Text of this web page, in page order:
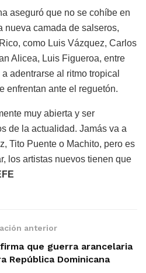
aseguró que no se cohíbe en
nueva camada de salseros,
como Luis Vázquez, Carlos
Alicea, Luis Figueroa, entre
adentrarse al ritmo tropical
enfrentan ante el reguetón.
muy abierta y ser
de la actualidad. Jamás va a
Tito Puente o Machito, pero es
los artistas nuevos tienen que
anterior
que guerra arancelaria
República Dominicana